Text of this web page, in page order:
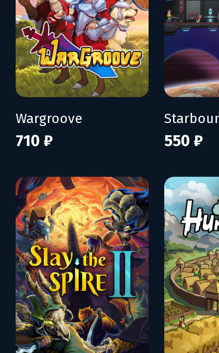
Wargroove
710 ₽ 550 ₽